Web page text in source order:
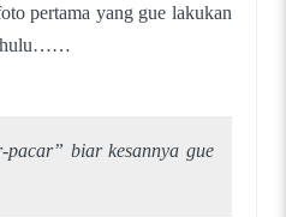
pertama yang gue lakukan
biar kesannya gue